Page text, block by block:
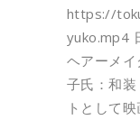
https://
yuko.mp4
ヘアーメ
子氏：和装
トとして